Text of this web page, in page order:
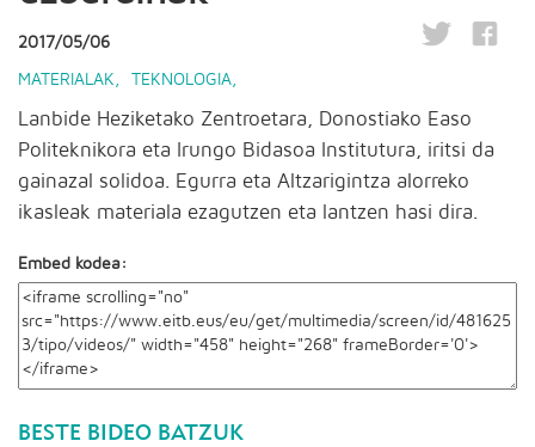
2017/05/06
MATERIALAK TEKNOLOGIA
Lanbide Heziketako Zentroetara, Donostiako Easo
Politeknikora eta Irungo Bidasoa Institutura, iritsi da
gainazal solidoa. Egurra eta Altzarigintza alorreko
ikasleak materiala ezagutzen eta lantzen hasi dira.
Embed kodea:
BESTE BIDEO BATZUK